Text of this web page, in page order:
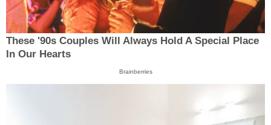
These '90s Couples Will Always Hold A Special Place
In Our Hearts
Brainberries